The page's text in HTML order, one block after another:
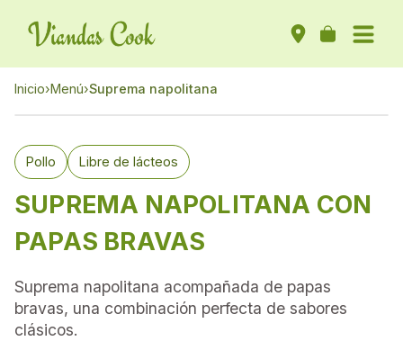
Inicio›Menú›Suprema napolitana
Pollo Libre de lácteos
SUPREMA NAPOLITANA CON
PAPAS BRAVAS
Suprema napolitana acompañada de papas
bravas, una combinación perfecta de sabores
clásicos.